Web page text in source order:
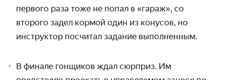
первого раза тоже не попал в «гараж», со
второго задел кормой один из конусов, но
инструктор посчитал задание выполненным.
В финале гонщиков ждал сюрприз. Им